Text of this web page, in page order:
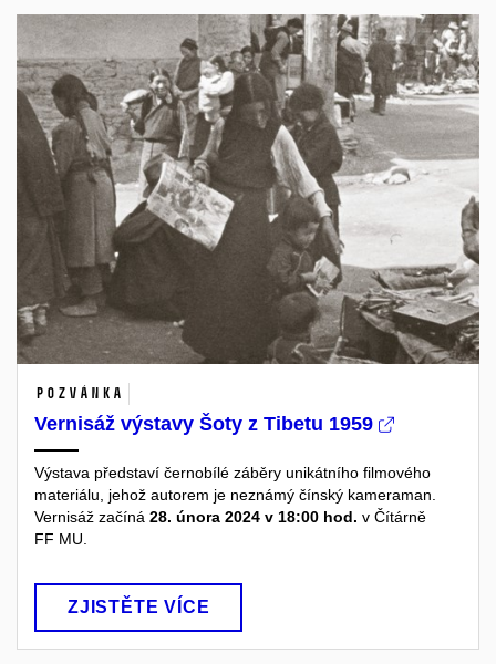
Pozvánka
Vernisáž výstavy Šoty z Tibetu 1959
Výstava představí černobílé záběry unikátního filmového
materiálu, jehož autorem je neznámý čínský kameraman.
Vernisáž začíná 28. února 2024 v 18:00 hod. v Čítárně
FF MU.
ZJISTĚTE VÍCE